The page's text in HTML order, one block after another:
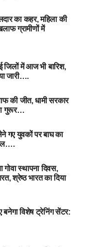
का कहर, महिला की
ग्रामीणों में
में आज भी बारिश,
जारी….
की जीत, धामी सरकार
गुरूर…
युवकों पर बाघ का
गोवा स्थापना दिवस,
श्रेष्ठ भारत का दिया
बनेगा विशेष ट्रेनिंग सेंटर: